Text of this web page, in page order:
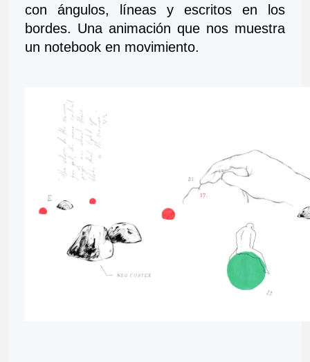
con ángulos, líneas y escritos en los
bordes. Una animación que nos muestra
un notebook en movimiento.